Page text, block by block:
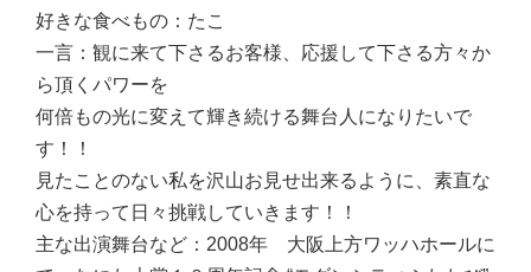
好きな食べもの： たこ
一言： 観に来て下さるお客様、応援して下さる方々か
ら頂くパワーを
何倍もの光に変えて輝き続ける舞台人になりたいで
す！！
見たことのない私を沢山お見せ出来るように、素直な
心を持って日々挑戦していきます！！
主な出演舞台など： 2008年 大阪上方ワッハホールに